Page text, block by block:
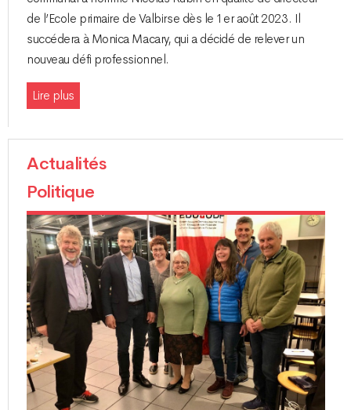
de l’Ecole primaire de Valbirse dès le 1er août 2023. Il
succédera à Monica Macary, qui a décidé de relever un
nouveau défi professionnel.
Lire plus
Actualités
Politique